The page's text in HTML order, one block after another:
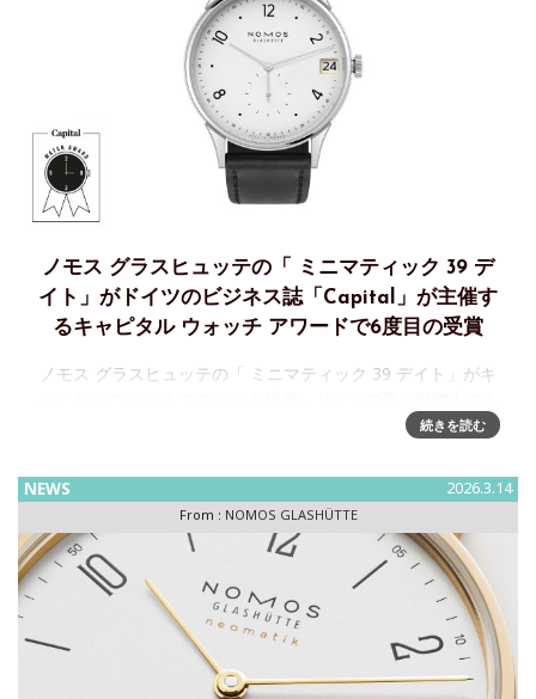
ノモス グラスヒュッテの「 ミニマティック 39 デ
イト」がドイツのビジネス誌「Capital」が主催す
るキャピタル ウォッチ アワードで6度目の受賞
ノモス グラスヒュッテの「 ミニマティック 39 デイト」がキ
るビジネス誌「Capital」が主催するアワードで6度目の受賞
続きを読む
NEWS 2026.3.14
From : NOMOS GLASHÜTTE